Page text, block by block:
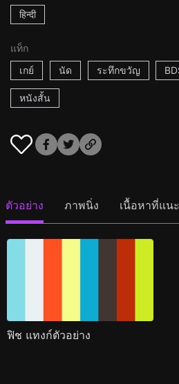
हिन्दी
แท็ก
เกย์
นัด ระทึกขวัญ
หนังสั้น
ตัวอย่าง ภาพนิ่ง เนื้อหาที่แน
ฟิช แทงก์ตัวอย่าง